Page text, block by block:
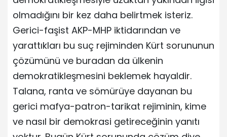
olmadığını bir kez daha belirtmek isteriz.
Gerici-faşist AKP-MHP iktidarından ve
yarattıkları bu suç rejiminden Kürt sorununun
çözümünü ve buradan da ülkenin
demokratikleşmesini beklemek hayaldir.
Talana, ranta ve sömürüye dayanan bu
gerici mafya-patron-tarikat rejiminin, kime
ve nasıl bir demokrasi getireceğinin yanıtı